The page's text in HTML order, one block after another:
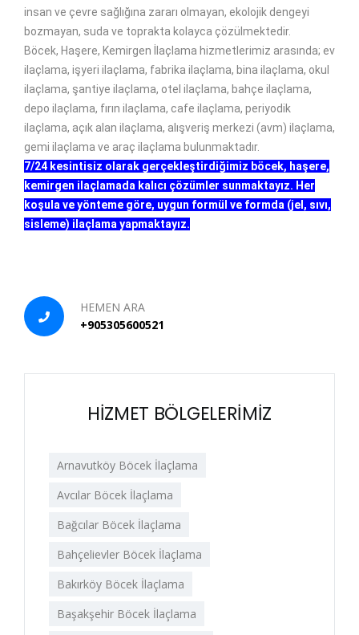
insan ve çevre sağlığına zararı olmayan, ekolojik dengeyi
bozmayan, suda ve toprakta kolayca çözülmektedir.
Böcek, Haşere, Kemirgen İlaçlama hizmetlerimiz arasında; ev
ilaçlama, işyeri ilaçlama, fabrika ilaçlama, bina ilaçlama, okul
ilaçlama, şantiye ilaçlama, otel ilaçlama, bahçe ilaçlama,
depo ilaçlama, fırın ilaçlama, cafe ilaçlama, periyodik
ilaçlama, açık alan ilaçlama, alışveriş merkezi (avm) ilaçlama,
gemi ilaçlama ve araç ilaçlama bulunmaktadır.
7/24 kesintisiz olarak gerçekleştirdiğimiz böcek, haşere,
kemirgen ilaçlamada kalıcı çözümler sunmaktayız. Her
koşula ve yönteme göre, uygun formül ve formda (jel, sıvı,
sisleme) ilaçlama yapmaktayız.
HEMEN ARA
+905305600521
HİZMET BÖLGELERİMİZ
Arnavutköy Böcek İlaçlama
Avcılar Böcek İlaçlama
Bağcılar Böcek İlaçlama
Bahçelievler Böcek İlaçlama
Bakırköy Böcek İlaçlama
Başakşehir Böcek İlaçlama